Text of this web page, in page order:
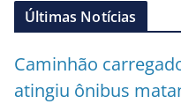
Últimas Notícias
Caminhão
atingiu ônibus